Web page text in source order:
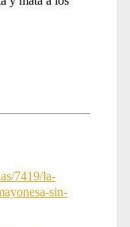
7419/la-
sin-